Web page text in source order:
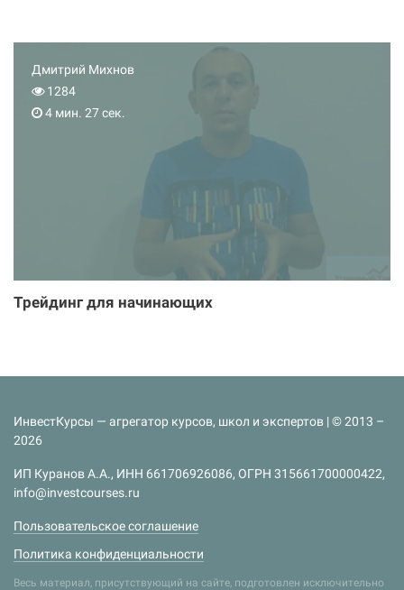
Дмитрий Михнов
1284
4 мин. 27 сек.
Трейдинг для начинающих
ИнвестКурсы — агрегатор курсов, школ и экспертов | © 2013 –
2026
ИП Куранов А.А., ИНН 661706926086, ОГРН 315661700000422,
info@investcourses.ru
Пользовательское соглашение
Политика конфиденциальности
Весь материал, присутствующий на сайте, подготовлен исключительно